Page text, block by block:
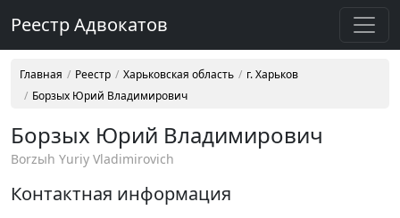
Реестр Адвокатов
Главная Реестр Харьковская область
г. Харьков
Борзых Юрий Владимирович
Борзых Юрий Владимирович
Borzыh Yuriy Vladimirovich
Контактная информация